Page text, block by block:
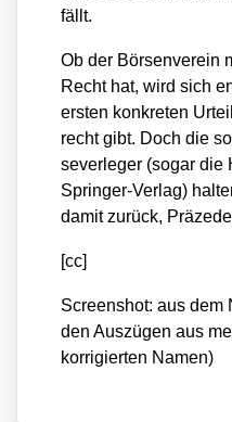
fällt.
Ob der Bör­sen­ver­ein
Recht hat, wird sich
ers­ten kon­kre­ten
recht gibt. Doch die
se­ver­le­ger (sogar die
Sprin­ger-Ver­lag)
damit zurück,
[cc]
Screen­shot: aus dem
den Aus­zü­gen aus
kor­ri­gier­ten Namen)